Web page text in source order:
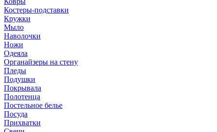
Костеры-подставки
Кружки
Мыло
Наволочки
Ножи
Одеяла
Органайзеры на стену
Пледы
Подушки
Покрывала
Полотенца
Постельное белье
Посуда
Прихватки